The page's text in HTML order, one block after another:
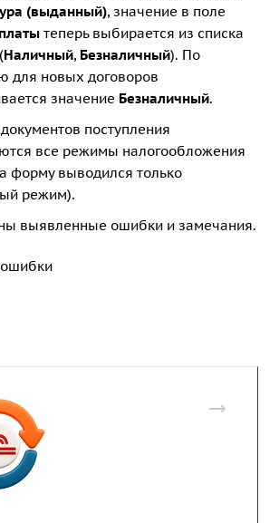
(выданный), значение в поле
теперь выбирается из списка
Наличный, Безналичный). По
для новых договоров
значение Безналичный.
поступления
все режимы налогообложения
форму выводился только
режим).
выявленные ошибки и замечания.